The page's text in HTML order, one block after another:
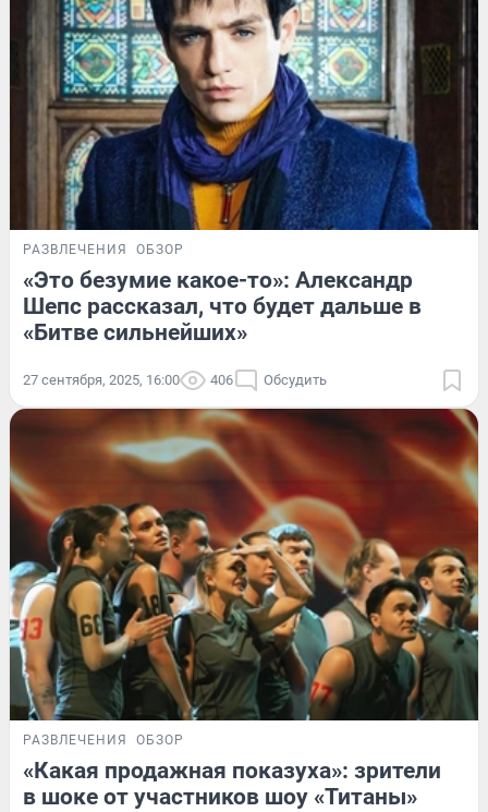
РАЗВЛЕЧЕНИЯ ОБЗОР
«Это безумие какое-то»: Александр
Шепс рассказал, что будет дальше в
«Битве сильнейших»
27 сентября, 2025, 16:00 406 Обсудить
РАЗВЛЕЧЕНИЯ ОБЗОР
«Какая продажная показуха»: зрители
в шоке от участников шоу «Титаны»